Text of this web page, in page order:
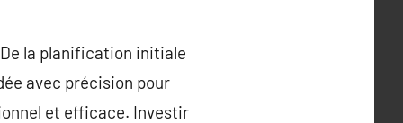
la planification initiale
avec précision pour
et efficace. Investir